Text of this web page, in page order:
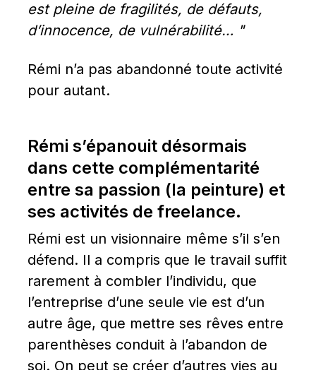
est pleine de fragilités, de défauts,
d’innocence, de vulnérabilité… "
Rémi n’a pas abandonné toute activité
pour autant.
Rémi s’épanouit désormais
dans cette complémentarité
entre sa passion (la peinture) et
ses activités de freelance.
Rémi est un visionnaire même s’il s’en
défend. Il a compris que le travail suffit
rarement à combler l’individu, que
l’entreprise d’une seule vie est d’un
autre âge, que mettre ses rêves entre
parenthèses conduit à l’abandon de
soi. On peut se créer d’autres vies au